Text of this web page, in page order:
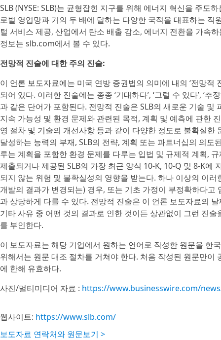
SLB (NYSE: SLB)는 균형잡힌 지구를 위해 에너지 혁신을 주도
로벌 영업망과 거의 두 배에 달하는 다양한 국적을 대표하는
털 서비스 제공, 산업에서 탄소 배출 감소, 에너지 전환을 가속
정보는 slb.com에서 볼 수 있다.
전망적 진술에 대한 주의 진술:
이 언론 보도자료에는 미국 연방 증권법의 의미에 내의 ‘전망
되어 있다. 이러한 진술에는 종종 ‘기대하다’, ‘그럴 수 있다’, ‘추정
과 같은 단어가 포함된다. 전망적 진술은 SLB의 새로운 기술
지속 가능성 및 환경 문제와 관련된 목적, 계획 및 예측에 관한
영 절차 및 기술의 개선사항 등과 같이 다양한 정도로 불확실
달성하는 능력의 부재, SLB의 전략, 계획 또는 파트너십의 의
루는 계획을 포함한 환경 문제를 다루는 입법 및 규제적 계획,
제출되거나 제공된 SLB의 가장 최근 양식 10-K, 10-Q 및 8-K
되지 않는 위험 및 불확실성의 영향을 받는다. 하나 이상의 이
개발의 결과가 변경되는) 경우, 또는 기초 가정이 부정확하다
과 상당하게 다를 수 있다. 전망적 진술은 이 언론 보도자료의
기타 사유 중 어떤 것의 결과로 인한 것이든 상관없이 그런 진
를 부인한다.
이 보도자료는 해당 기업에서 원하는 언어로 작성한 원문을 한
위해서는 원문 대조 절차를 거쳐야 한다. 처음 작성된 원문만
에 한해 유효하다.
사진/멀티미디어 자료 : https://www.businesswire.com/
웹사이트: https://www.slb.com/
보도자료 연락처와 원문보기 >